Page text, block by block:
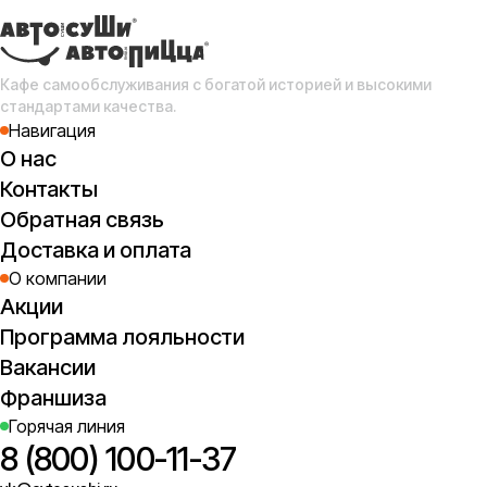
Кафе самообслуживания с богатой историей и высокими
стандартами качества.
Навигация
О нас
Контакты
Обратная связь
Доставка и оплата
О компании
Акции
Программа лояльности
Вакансии
Франшиза
Горячая линия
8 (800) 100-11-37